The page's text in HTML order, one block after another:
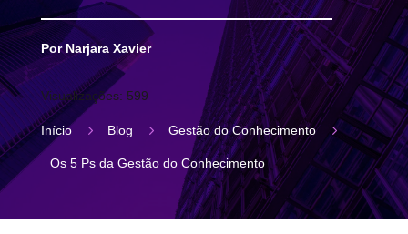
Por Narjara Xavier
Visualizações: 599
Início 5 Blog 5 Gestão do Conhecimento 5
Os 5 Ps da Gestão do Conhecimento